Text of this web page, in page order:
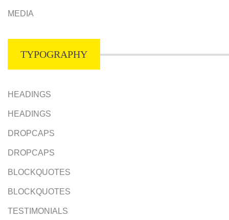
MEDIA
TYPOGRAPHY
HEADINGS
HEADINGS
DROPCAPS
DROPCAPS
BLOCKQUOTES
BLOCKQUOTES
TESTIMONIALS